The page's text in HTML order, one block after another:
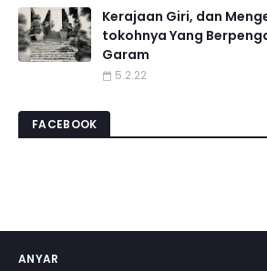
Kerajaan Giri, dan
tokohnya Yang
Garam
5.2.22
FACEBOOK
ANYAR